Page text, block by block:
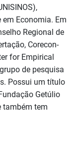
Economia. Em
Regional de
Corecon-
for Empirical
de pesquisa
Possui um título
Getúlio
também tem